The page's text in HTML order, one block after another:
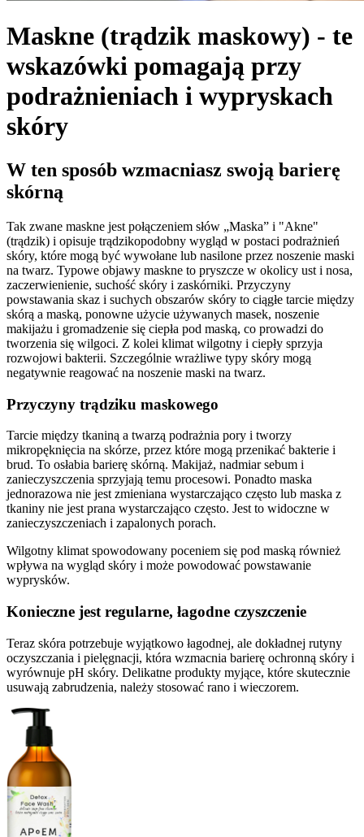
Maskne (trądzik maskowy) - te
wskazówki pomagają przy
podrażnieniach i wypryskach
skóry
W ten sposób wzmacniasz swoją barierę
skórną
Tak zwane maskne jest połączeniem słów „Maska” i "Akne"
(trądzik) i opisuje trądzikopodobny wygląd w postaci podrażnień
skóry, które mogą być wywołane lub nasilone przez noszenie maski
na twarz. Typowe objawy maskne to pryszcze w okolicy ust i nosa,
zaczerwienienie, suchość skóry i zaskórniki. Przyczyny
powstawania skaz i suchych obszarów skóry to ciągłe tarcie między
skórą a maską, ponowne użycie używanych masek, noszenie
makijażu i gromadzenie się ciepła pod maską, co prowadzi do
tworzenia się wilgoci. Z kolei klimat wilgotny i ciepły sprzyja
rozwojowi bakterii. Szczególnie wrażliwe typy skóry mogą
negatywnie reagować na noszenie maski na twarz.
Przyczyny trądziku maskowego
Tarcie między tkaniną a twarzą podrażnia pory i tworzy
mikropęknięcia na skórze, przez które mogą przenikać bakterie i
brud. To osłabia barierę skórną. Makijaż, nadmiar sebum i
zanieczyszczenia sprzyjają temu procesowi. Ponadto maska
jednorazowa nie jest zmieniana wystarczająco często lub maska z
tkaniny nie jest prana wystarczająco często. Jest to widoczne w
zanieczyszczeniach i zapalonych porach.
Wilgotny klimat spowodowany poceniem się pod maską również
wpływa na wygląd skóry i może powodować powstawanie
wyprysków.
Konieczne jest regularne, łagodne czyszczenie
Teraz skóra potrzebuje wyjątkowo łagodnej, ale dokładnej rutyny
oczyszczania i pielęgnacji, która wzmacnia barierę ochronną skóry i
wyrównuje pH skóry. Delikatne produkty myjące, które skutecznie
usuwają zabrudzenia, należy stosować rano i wieczorem.